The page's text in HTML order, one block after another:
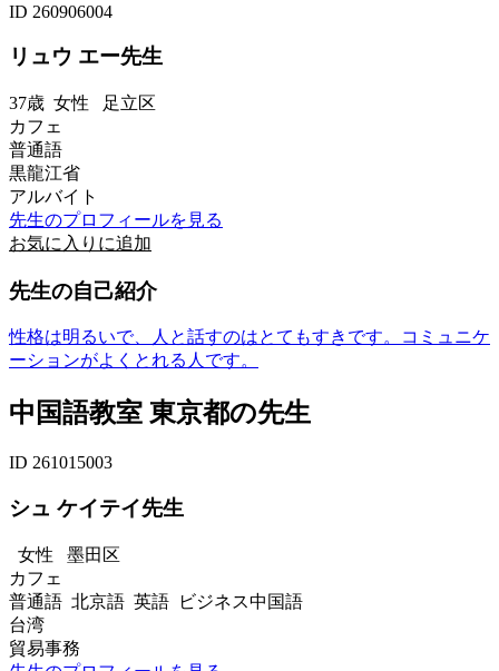
ID 260906004
リュウ エー先生
37歳 女性 足立区
カフェ
普通語
黒龍江省
アルバイト
先生のプロフィールを見る
お気に入りに追加
先生の自己紹介
性格は明るいで、人と話すのはとてもすきです。コミュニケ
ーションがよくとれる人です。
中国語教室 東京都の先生
ID 261015003
シュ ケイテイ先生
女性 墨田区
カフェ
普通語 北京語 英語 ビジネス中国語
台湾
貿易事務